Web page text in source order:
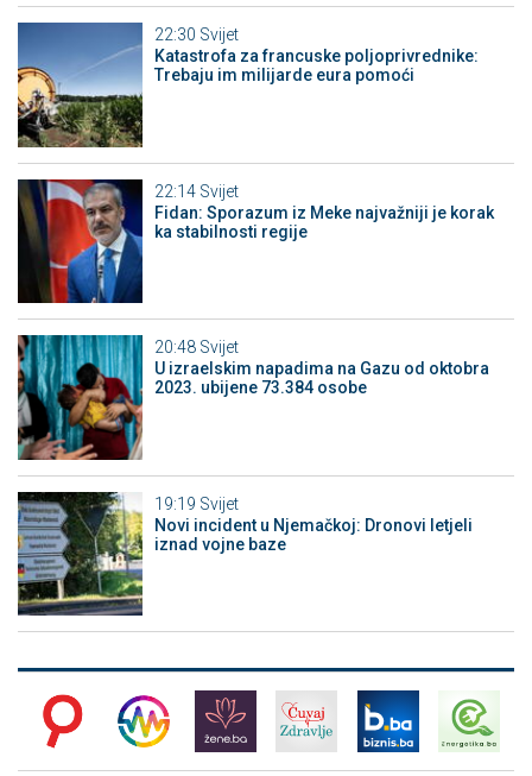
22:30 Svijet
Katastrofa za francuske poljoprivrednike:
Trebaju im milijarde eura pomoći
22:14 Svijet
Fidan: Sporazum iz Meke najvažniji je korak
ka stabilnosti regije
20:48 Svijet
U izraelskim napadima na Gazu od oktobra
2023. ubijene 73.384 osobe
19:19 Svijet
Novi incident u Njemačkoj: Dronovi letjeli
iznad vojne baze